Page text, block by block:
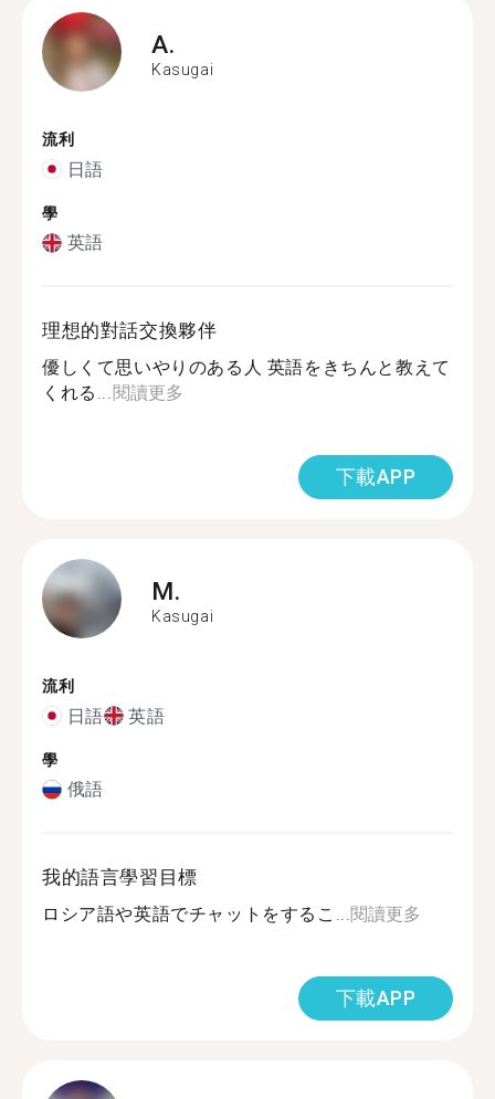
A.
Kasugai
流利
日語
學
英語
理想的對話交換夥伴
優しくて思いやりのある人 英語をきちんと教えて
くれる...閱讀更多
下載APP
M.
Kasugai
流利
日語 英語
學
俄語
我的語言學習目標
ロシア語や英語でチャットをするこ...閱讀更多
下載APP